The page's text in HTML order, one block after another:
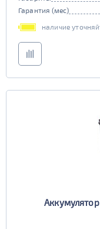
Гарантия (мес)
наличие
Аккумулятор